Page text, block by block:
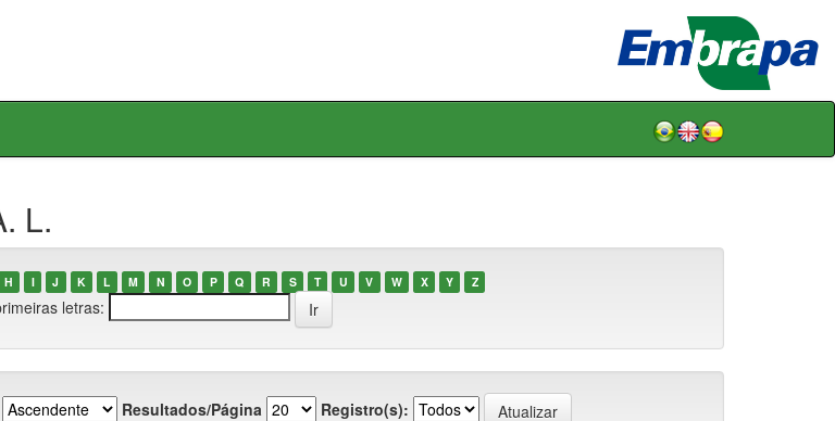
L.
H I J K L M N O P Q R S T U V W X Y Z
letras:
Resultados/Página Registro(s):